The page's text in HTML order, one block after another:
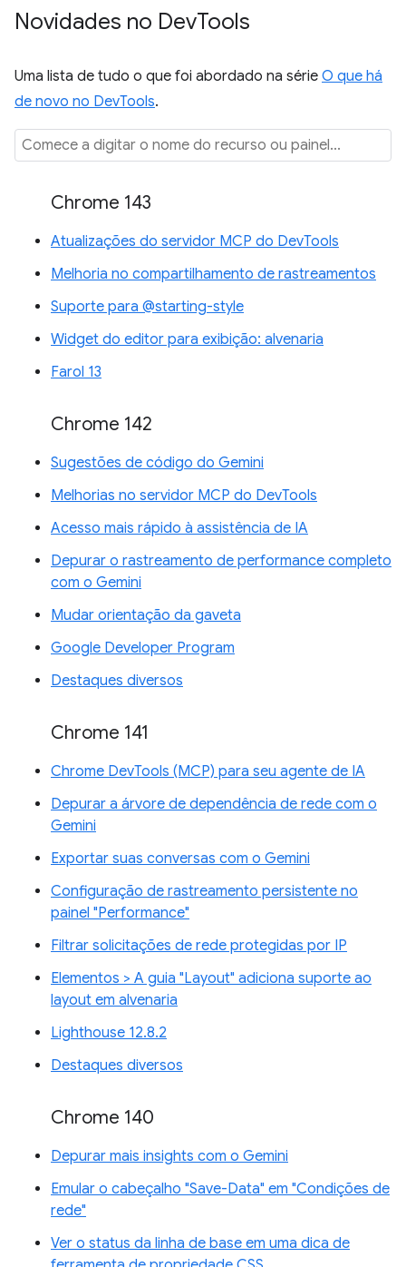
Novidades no DevTools
Uma lista de tudo o que foi abordado na série O que há
de novo no DevTools.
Chrome 143
Atualizações do servidor MCP do DevTools
Melhoria no compartilhamento de rastreamentos
Suporte para @starting-style
Widget do editor para exibição: alvenaria
Farol 13
Chrome 142
Sugestões de código do Gemini
Melhorias no servidor MCP do DevTools
Acesso mais rápido à assistência de IA
Depurar o rastreamento de performance completo
com o Gemini
Mudar orientação da gaveta
Google Developer Program
Destaques diversos
Chrome 141
Chrome DevTools (MCP) para seu agente de IA
Depurar a árvore de dependência de rede com o
Gemini
Exportar suas conversas com o Gemini
Configuração de rastreamento persistente no
painel "Performance"
Filtrar solicitações de rede protegidas por IP
Elementos > A guia "Layout" adiciona suporte ao
layout em alvenaria
Lighthouse 12.8.2
Destaques diversos
Chrome 140
Depurar mais insights com o Gemini
Emular o cabeçalho "Save-Data" em "Condições de
rede"
Ver o status da linha de base em uma dica de